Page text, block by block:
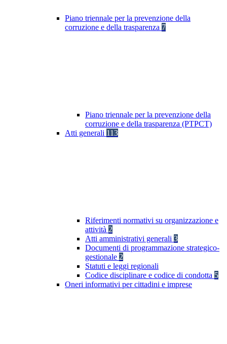
Piano triennale per la prevenzione della
corruzione e della trasparenza 7
Piano triennale per la prevenzione della
corruzione e della trasparenza (PTPCT)
Atti generali 113
Riferimenti normativi su organizzazione e
attività 2
Atti amministrativi generali 3
Documenti di programmazione strategico-
gestionale 2
Statuti e leggi regionali
Codice disciplinare e codice di condotta 5
Oneri informativi per cittadini e imprese